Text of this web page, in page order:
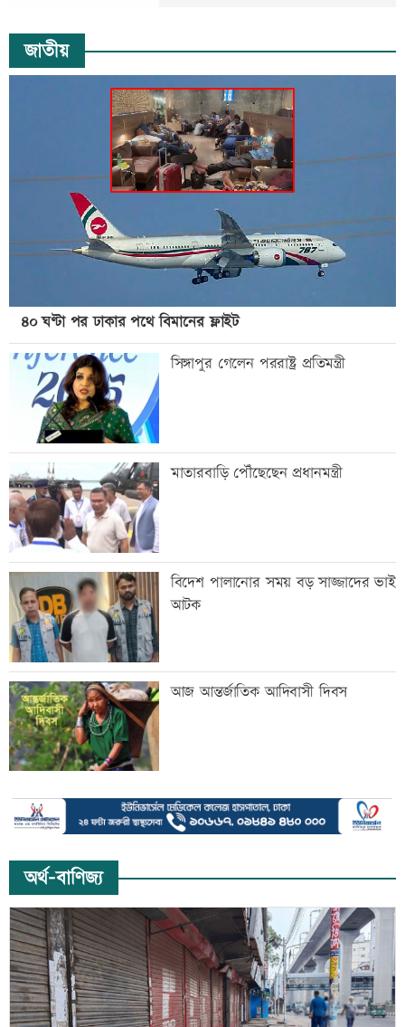
জাতীয়
৪০ ঘণ্টা পর ঢাকার পথে বিমানের ফ্লাইট
সিঙ্গাপুর গেলেন পররাষ্ট্র প্রতিমন্ত্রী
মাতারবাড়ি পৌঁছেছেন প্রধানমন্ত্রী
বিদেশ পালানোর সময় বড় সাজ্জাদের ভাই
আটক
আজ আন্তর্জাতিক আদিবাসী দিবস
অর্থ-বাণিজ্য